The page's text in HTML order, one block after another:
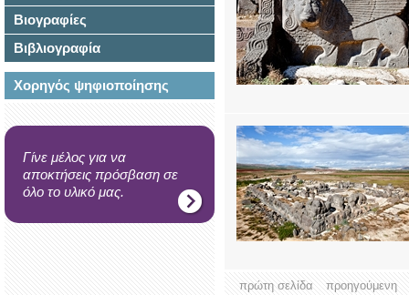
Βιογραφίες
Βιβλιογραφία
Χορηγός ψηφιοποίησης
Γίνε μέλος για να
αποκτήσεις πρόσβαση σε
όλο το υλικό μας.
πρώτη σελίδα προηγούμενη